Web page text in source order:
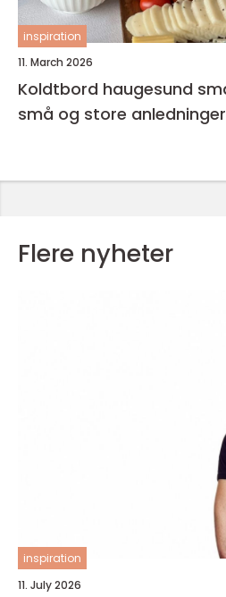
inspiration
11. March 2026
Koldtbord haugesund smakfull catering til
små og store anledninger
Flere nyheter
inspiration
11. July 2026